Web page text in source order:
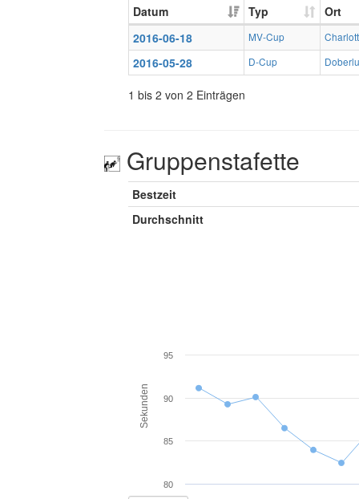
Datum Typ
Ort
2016-06-18
MV-Cup
2016-05-28 D-Cup
1 bis 2 von 2 Einträgen
Gruppenstafette
Bestzeit
Durchschnitt
Sekunden
80
85
90
95